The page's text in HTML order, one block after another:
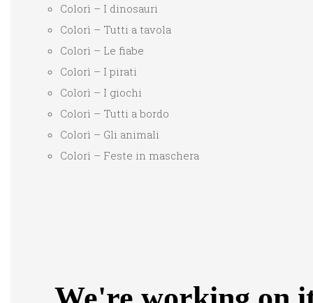
Colorì – I dinosauri
Colorì – Tutti a tavola
Colorì – Le fiabe
Colorì – I pirati
Colorì – I giochi
Colorì – Tutti a bordo
Colorì – Gli animali
Colorì – Feste in maschera